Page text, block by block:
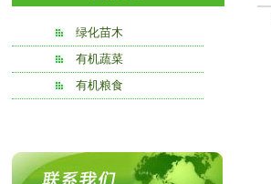
绿化苗木
有机蔬菜
有机粮食